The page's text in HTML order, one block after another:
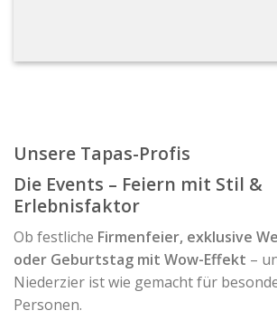
Unsere Tapas-Profis
Die Events – Feiern mit Stil &
Erlebnisfaktor
Ob festliche Firmenfeier, exklusive
oder Geburtstag mit Wow-Effekt –
Niederzier ist wie gemacht für
Personen.